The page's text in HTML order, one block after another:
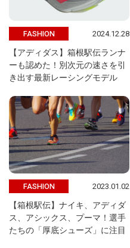
FASHION 2024.12.28
【アディダス】箱根駅伝ランナ
ーも認めた！別次元の速さを引
き出す最新レーシングモデル
FASHION 2023.01.02
【箱根駅伝】ナイキ、アディダ
ス、アシックス、プーマ！選手
たちの「厚底シューズ」に注目